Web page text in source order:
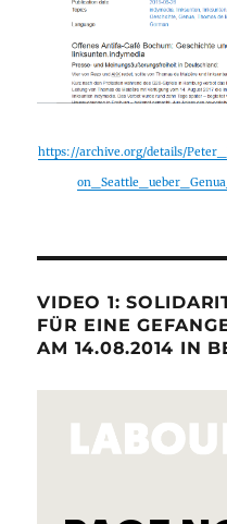
https://archive.org/details/
VIDEO 1:
FÜR EINE
AM 14.08.2014 IN